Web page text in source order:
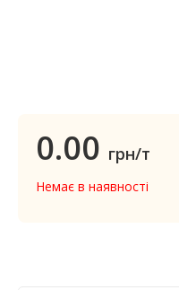
0.00 грн/т
Немає в наявності